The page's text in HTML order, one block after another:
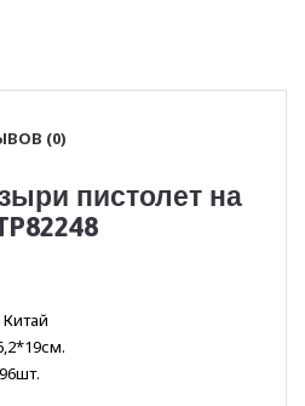
(0)
пистолет на